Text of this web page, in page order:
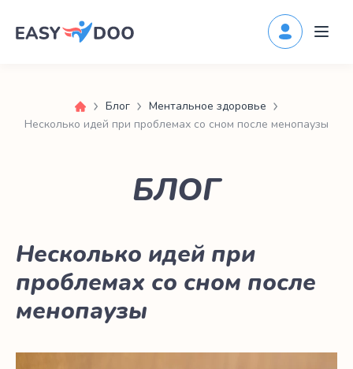
Блог
Ментальное здоровье
Несколько идей при проблемах со сном после менопаузы
БЛОГ
Несколько идей при
проблемах со сном после
менопаузы